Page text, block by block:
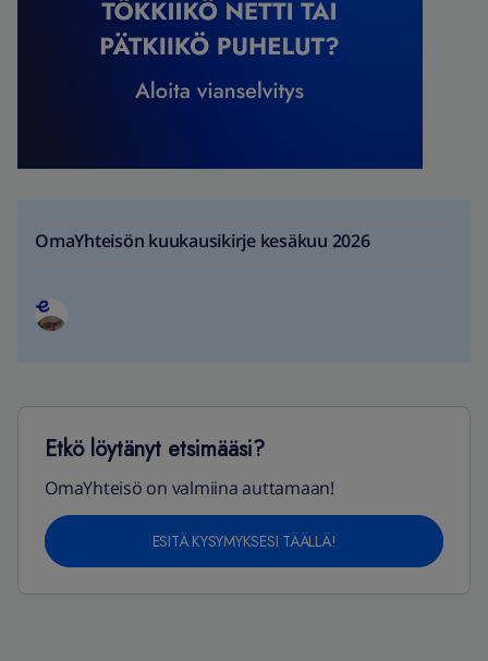
OmaYhteisön kuukausikirje kesäkuu 2026
Etkö löytänyt etsimääsi?
OmaYhteisö on valmiina auttamaan!
ESITÄ KYSYMYKSESI TÄÄLLÄ!